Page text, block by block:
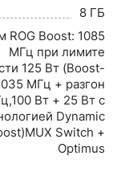
8 ГБ
ROG Boost: 1085
МГц при лимите
125 Вт (Boost-
МГц + разгон
Вт + 25 Вт с
Dynamic
Switch +
Optimus